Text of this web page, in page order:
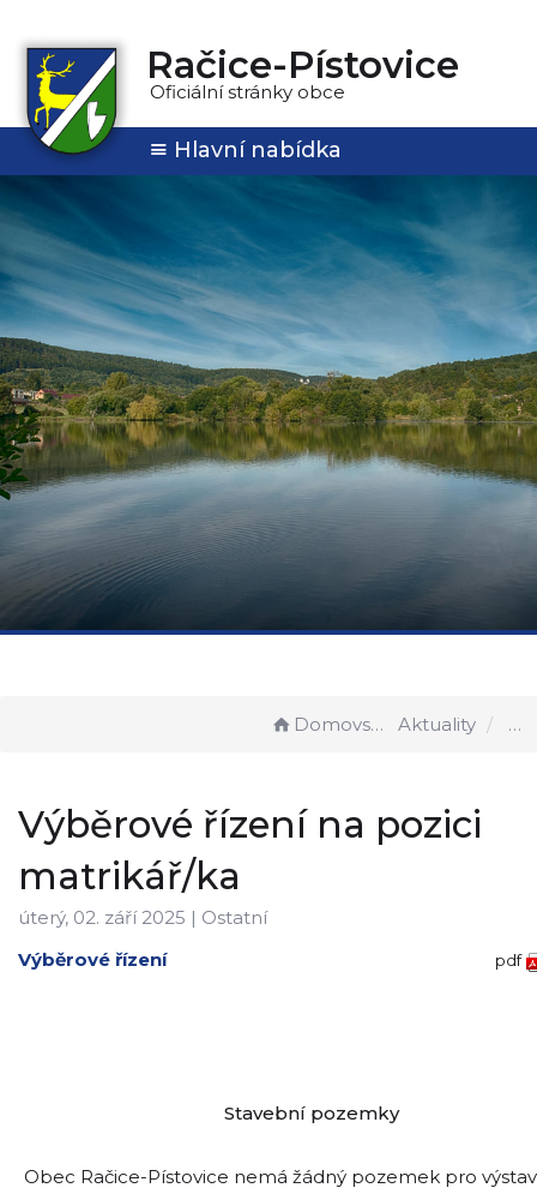
Račice-Pístovice
Oficiální stránky obce
Hlavní nabídka
Domovská stránka Aktuality
Výběrové řízení na pozici
matrikář/ka
úterý, 02. září 2025 | Ostatní
Výběrové řízení
pdf
Stavební pozemky
Obec Račice-Pístovice nemá žádný pozemek pro